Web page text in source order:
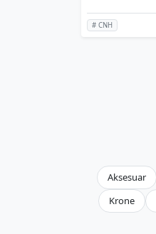
# CNH
Aksesuar
Krone